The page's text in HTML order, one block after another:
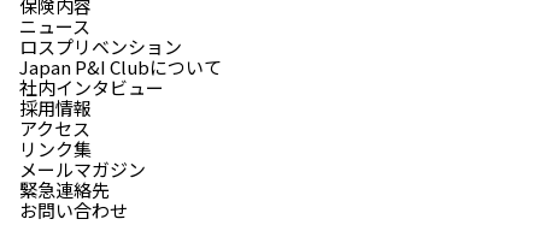
保険内容
社内インタビュー
緊急連絡先
ニュース
採用情報
リンク集
ロスプリベンション
アクセス
メールマガジン
Japan P&I Clubについて
お問い合わせ